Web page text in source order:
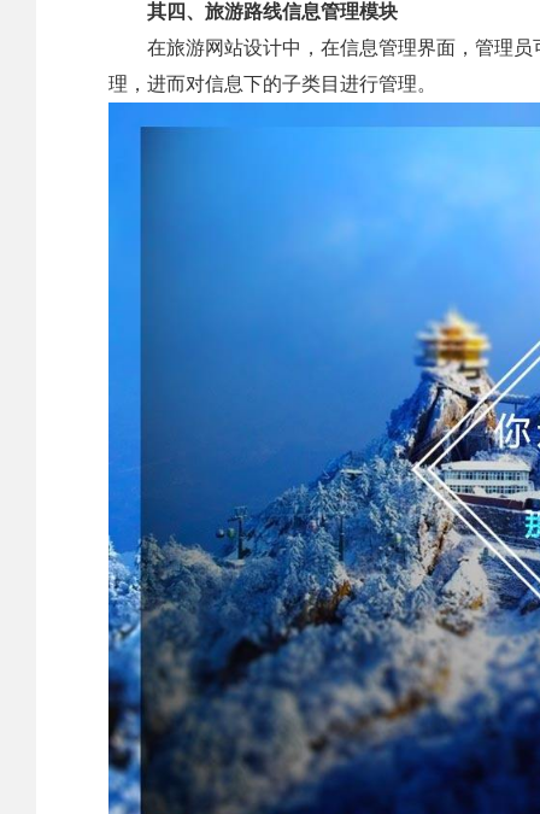
其四、旅游路线信息管理模块
在旅游网站设计中，在信息管理界面，管理员
理，进而对信息下的子类目进行管理。